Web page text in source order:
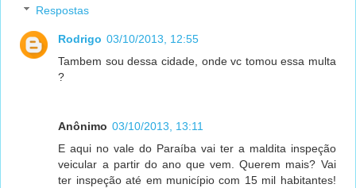
Respostas
Rodrigo 03/10/2013, 12:55
Tambem sou dessa cidade, onde vc tomou essa multa
?
Anônimo 03/10/2013, 13:11
E aqui no vale do Paraíba vai ter a maldita inspeção
veicular a partir do ano que vem. Querem mais? Vai
ter inspeção até em município com 15 mil habitantes!